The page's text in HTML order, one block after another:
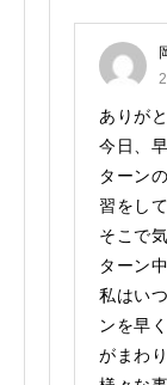
ありが
今日、
ターン
習をし
そこで
ターン
私はい
ンを早
がまわ